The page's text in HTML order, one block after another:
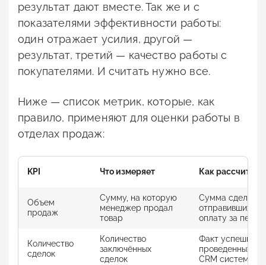
результат дают вместе. Так же и с
показателями эффективности работы:
один отражает усилия, другой —
результат, третий — качество работы с
покупателями. И считать нужно все.
Ниже — список метрик, которые, как
правило, применяют для оценки работы в
отделах продаж:
KPI Что измеряет Как рассчитать
Объем
продаж
Сумму, на которую
менеджер продал
товар
Сумма сделок,
отправившихся
оплату за
Количество
сделок
Количество
заключённых
сделок
Факт успешно
проведенных
CRM системе